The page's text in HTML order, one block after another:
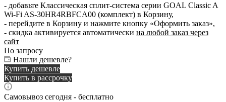
- добавьте Классическая сплит-система серии GOAL Classic A
Wi-Fi AS-30HR4RBFCA00 (комплект) в Корзину,
- перейдите в Корзину и нажмите кнопку «Оформить заказ»,
- скидка активируется автоматически на любой заказ через
сайт
По запросу
Нашли дешевле?
Купить дешевле
Купить в рассрочку
Самовывоз сегодня - бесплатно